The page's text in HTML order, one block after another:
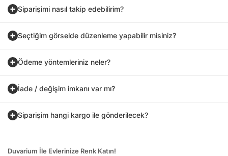
Siparişimi nasıl takip edebilirim?
Seçtiğim görselde düzenleme yapabilir misiniz?
Ödeme yöntemleriniz neler?
İade / değişim imkanı var mı?
Siparişim hangi kargo ile gönderilecek?
Duvarium İle Evlerinize Renk Katın!